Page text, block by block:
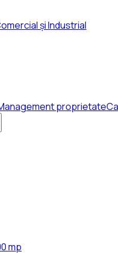
și Industrial
proprietate
mp